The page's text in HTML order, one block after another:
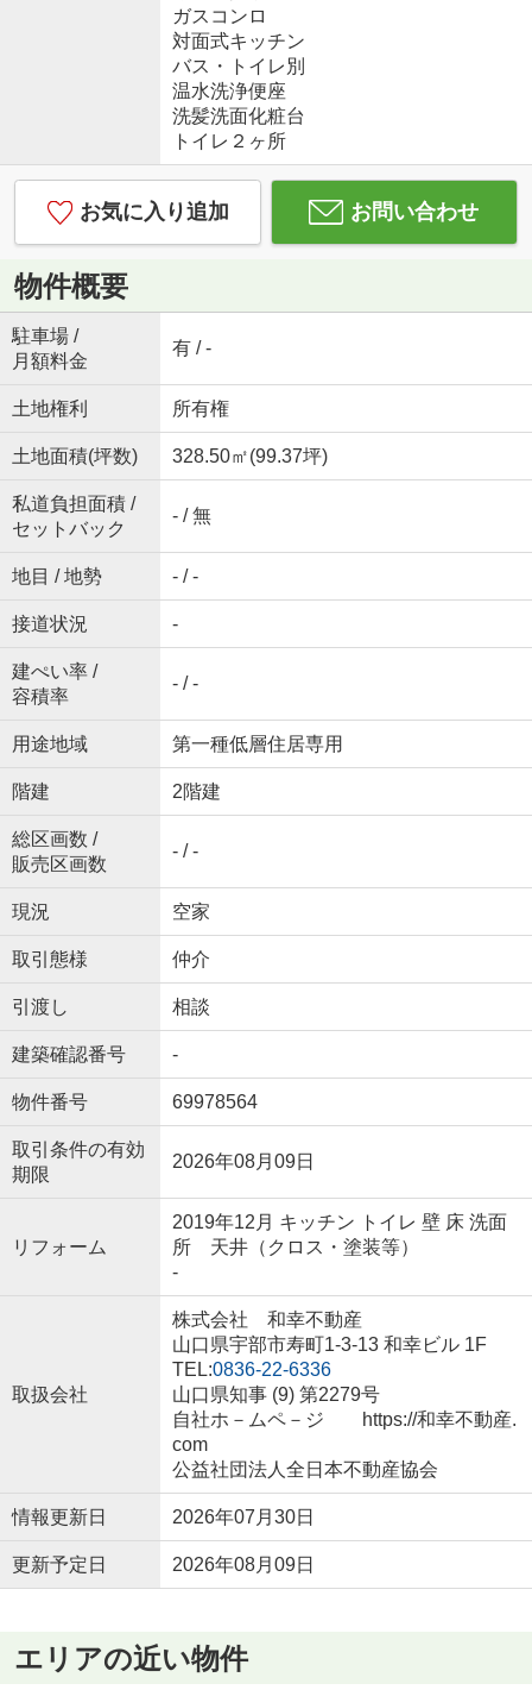
ガスコンロ
対面式キッチン
バス・トイレ別
温水洗浄便座
洗髪洗面化粧台
トイレ２ヶ所
お気に入り追加 お問い合わせ
物件概要
駐車場 /
月額料金
有 / -
土地権利 所有権
土地面積(坪数) 328.50㎡(99.37坪)
私道負担面積 /
セットバック
- / 無
地目 / 地勢 - / -
接道状況 -
建ぺい率 /
容積率
- / -
用途地域 第一種低層住居専用
階建 2階建
総区画数 /
販売区画数
- / -
現況 空家
取引態様 仲介
引渡し 相談
建築確認番号 -
物件番号 69978564
取引条件の有効
期限
2026年08月09日
リフォーム
2019年12月 キッチン トイレ 壁 床 洗面
所 天井（クロス・塗装等）
-
取扱会社
株式会社 和幸不動産
山口県宇部市寿町1-3-13 和幸ビル 1F
TEL:0836-22-6336
山口県知事 (9) 第2279号
自社ホ－ムペ－ジ https://和幸不動産.
com
公益社団法人全日本不動産協会
情報更新日 2026年07月30日
更新予定日 2026年08月09日
エリアの近い物件